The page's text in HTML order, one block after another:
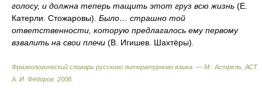
голосу, и должна теперь тащить этот груз всю жизнь (Е.
Катерли. Стожаровы). Было… страшно той
ответственности, которую предлагалось ему первому
взвалить на свои плечи (В. Игишев. Шахтёры).
Фразеологический словарь русского литературного языка. — М.: Астрель, АСТ.
А. И. Фёдоров 2008